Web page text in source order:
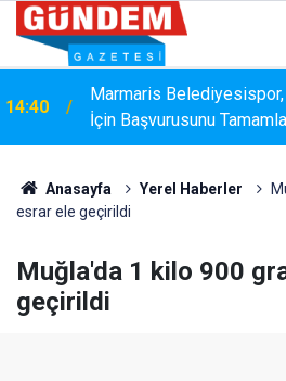
14:40
Marmaris
İçin Başvurusunu
Anasayfa Yerel Haberler
esrar ele geçirildi
Muğla'da 1 kilo 900
geçirildi